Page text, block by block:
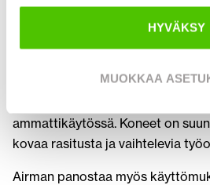
HYVÄKSY
MUOKKAA
monipuolisiin kaivuutöihin.
huolellinen viimeistely takaavat
ammattikäytössä. Koneet on
kovaa rasitusta ja vaihtelevia
Airman panostaa myös